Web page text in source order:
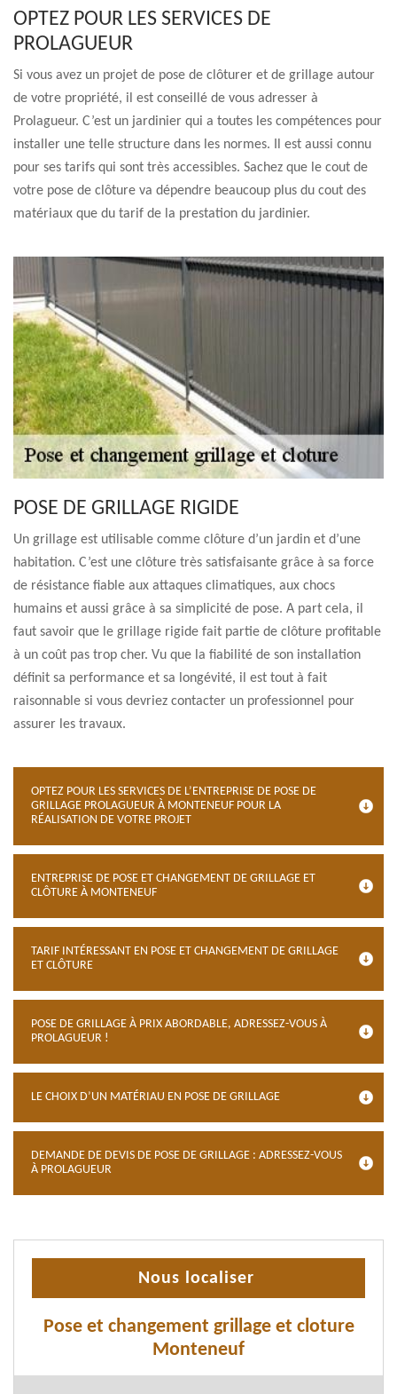
OPTEZ POUR LES SERVICES DE
PROLAGUEUR
Si vous avez un projet de pose de clôturer et de grillage autour
de votre propriété, il est conseillé de vous adresser à
Prolagueur. C’est un jardinier qui a toutes les compétences pour
installer une telle structure dans les normes. Il est aussi connu
pour ses tarifs qui sont très accessibles. Sachez que le cout de
votre pose de clôture va dépendre beaucoup plus du cout des
matériaux que du tarif de la prestation du jardinier.
POSE DE GRILLAGE RIGIDE
Un grillage est utilisable comme clôture d’un jardin et d’une
habitation. C’est une clôture très satisfaisante grâce à sa force
de résistance fiable aux attaques climatiques, aux chocs
humains et aussi grâce à sa simplicité de pose. A part cela, il
faut savoir que le grillage rigide fait partie de clôture profitable
à un coût pas trop cher. Vu que la fiabilité de son installation
définit sa performance et sa longévité, il est tout à fait
raisonnable si vous devriez contacter un professionnel pour
assurer les travaux.
OPTEZ POUR LES SERVICES DE L’ENTREPRISE DE POSE DE
GRILLAGE PROLAGUEUR À MONTENEUF POUR LA
RÉALISATION DE VOTRE PROJET
ENTREPRISE DE POSE ET CHANGEMENT DE GRILLAGE ET
CLÔTURE À MONTENEUF
TARIF INTÉRESSANT EN POSE ET CHANGEMENT DE GRILLAGE
ET CLÔTURE
POSE DE GRILLAGE À PRIX ABORDABLE, ADRESSEZ-VOUS À
PROLAGUEUR !
LE CHOIX D’UN MATÉRIAU EN POSE DE GRILLAGE
DEMANDE DE DEVIS DE POSE DE GRILLAGE : ADRESSEZ-VOUS
À PROLAGUEUR
Nous localiser
Pose et changement grillage et cloture
Monteneuf